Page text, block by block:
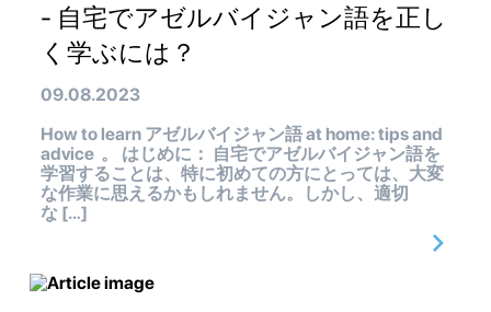
- 自宅でアゼルバイジャン語を正し
く学ぶには？
09.08.2023
How to learn アゼルバイジャン語 at home: tips and
advice 。 はじめに： 自宅でアゼルバイジャン語を
学習することは、特に初めての方にとっては、大変
な作業に思えるかもしれません。しかし、適切
な […]